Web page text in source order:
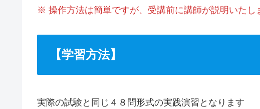
※ 操作方法は簡単ですが、受講前に講師が説明いたし
【学習方法】
実際の試験と同じ４８問形式の実践演習となります